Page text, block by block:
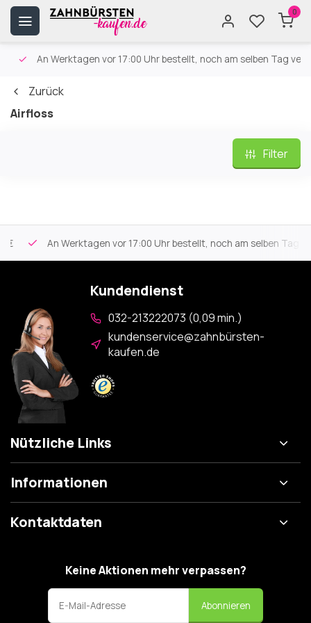
0
An Werktagen vor 17:00 Uhr bestellt, noch am selben Tag
Zurück
Airfloss
Filter
An Werktagen vor 17:00 Uhr bestellt, noch am selben Tag
Kundendienst
032-213222073 (0,09 min.)
kundenservice@zahnbürsten-
kaufen.de
Nützliche Links
Informationen
Kontaktdaten
Keine Aktionen mehr verpassen?
Abonnieren